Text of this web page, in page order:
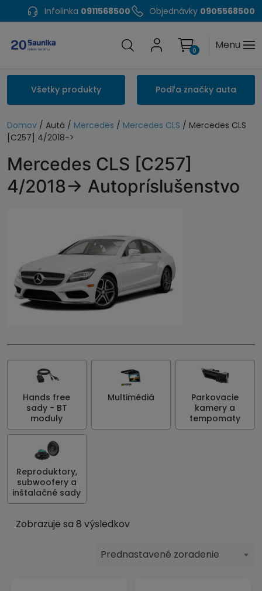
Infolinka 0911568500 Objednávky 0905568500
Menu
0
Všetky produkty Podľa značky auta
Domov / Autá / Mercedes / Mercedes CLS / Mercedes CLS
[C257] 4/2018->
Mercedes CLS [C257]
4/2018-> Autopríslušenstvo
Hands free
sady - BT
moduly
Multimédiá
Parkovacie
kamery a
tempomaty
Reproduktory,
subwoofery a
inštalačné sady
Zobrazuje sa 8 výsledkov
Prednastavené zoradenie